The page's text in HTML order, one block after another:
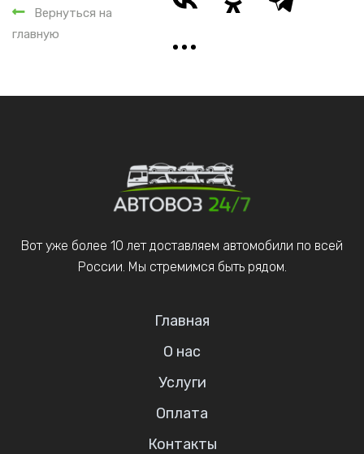
Вернуться на
главную
Вот уже более 10 лет доставляем автомобили по всей
России. Мы стремимся быть рядом.
Главная
О нас
Услуги
Оплата
Контакты